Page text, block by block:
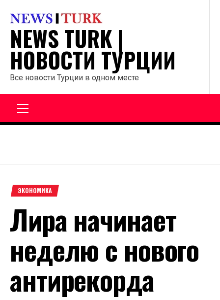
содержанию
NEWS TURK |
НОВОСТИ ТУРЦИИ
Все новости Турции в одном месте
ЭКОНОМИКА
Лира начинает
неделю с нового
антирекорда